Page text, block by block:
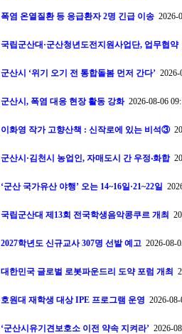
폭염 온열질환 등 응급환자 2명 긴급 이송 2026-
국립군산대·군산청년도전지원사업단, 업무협약
군산시 ‘위기 오기 전 통합돌봄 먼저 간다’ 2026-
군산시, 폭염 대응 현장 활동 강화2026-08-06
이화영 작가 고향산책 : 신작로에 있는 비석③
군산시·김천시 농업인, 자매도시 간 우정‧화합
‘군산 국가유산 야행’ 오는 14~16일·21~22일
국립군산대 제13회 전국학생음악콩쿠르 개최
2027학년도 신규교사 307명 선발 예고 2026-08-
대한민국 글로벌 로봇파운드리 도약 포럼 개최
호원대 재학생 대상 IPE 프로그램 운영 2026-
‘군산시유기견보호소 이전 약속 지켜라’ 2026-